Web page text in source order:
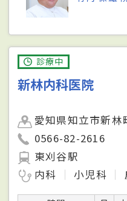
診療中
新林内科医院
愛知県知立市新林
0566-82-2616
東刈谷駅
内科
小児科